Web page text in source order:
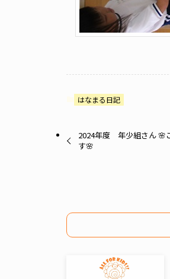
はなまる日記
2024年度 年少組さん 🌸
す🌸